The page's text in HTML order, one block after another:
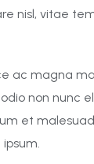
nisl, vitae
ac magna
non nunc
et